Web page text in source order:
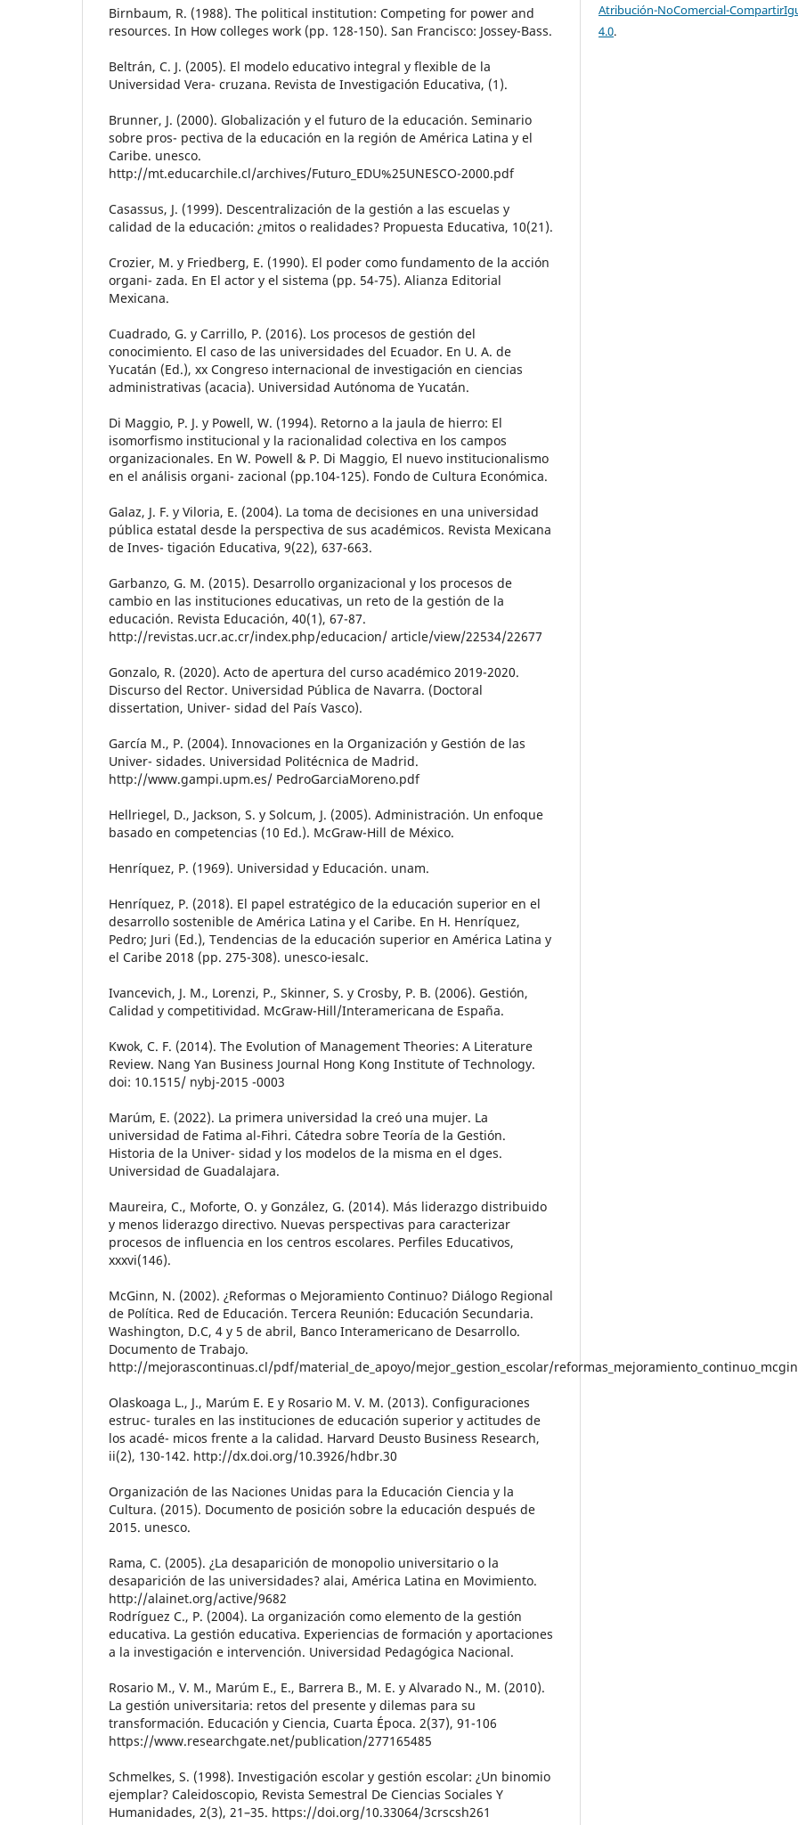
Birnbaum, R. (1988). The political institution: Competing for power and
resources. In How colleges work (pp. 128-150). San Francisco: Jossey-Bass.
Beltrán, C. J. (2005). El modelo educativo integral y flexible de la
Universidad Vera- cruzana. Revista de Investigación Educativa, (1).
Brunner, J. (2000). Globalización y el futuro de la educación. Seminario
sobre pros- pectiva de la educación en la región de América Latina y el
Caribe. unesco.
http://mt.educarchile.cl/archives/Futuro_EDU%25UNESCO-2000.pdf
Casassus, J. (1999). Descentralización de la gestión a las escuelas y
calidad de la educación: ¿mitos o realidades? Propuesta Educativa, 10(21).
Crozier, M. y Friedberg, E. (1990). El poder como fundamento de la acción
organi- zada. En El actor y el sistema (pp. 54-75). Alianza Editorial
Mexicana.
Cuadrado, G. y Carrillo, P. (2016). Los procesos de gestión del
conocimiento. El caso de las universidades del Ecuador. En U. A. de
Yucatán (Ed.), xx Congreso internacional de investigación en ciencias
administrativas (acacia). Universidad Autónoma de Yucatán.
Di Maggio, P. J. y Powell, W. (1994). Retorno a la jaula de hierro: El
isomorfismo institucional y la racionalidad colectiva en los campos
organizacionales. En W. Powell & P. Di Maggio, El nuevo institucionalismo
en el análisis organi- zacional (pp.104-125). Fondo de Cultura Económica.
Galaz, J. F. y Viloria, E. (2004). La toma de decisiones en una universidad
pública estatal desde la perspectiva de sus académicos. Revista Mexicana
de Inves- tigación Educativa, 9(22), 637-663.
Garbanzo, G. M. (2015). Desarrollo organizacional y los procesos de
cambio en las instituciones educativas, un reto de la gestión de la
educación. Revista Educación, 40(1), 67-87.
http://revistas.ucr.ac.cr/index.php/educacion/ article/view/22534/22677
Gonzalo, R. (2020). Acto de apertura del curso académico 2019-2020.
Discurso del Rector. Universidad Pública de Navarra. (Doctoral
dissertation, Univer- sidad del País Vasco).
García M., P. (2004). Innovaciones en la Organización y Gestión de las
Univer- sidades. Universidad Politécnica de Madrid.
http://www.gampi.upm.es/ PedroGarciaMoreno.pdf
Hellriegel, D., Jackson, S. y Solcum, J. (2005). Administración. Un enfoque
basado en competencias (10 Ed.). McGraw-Hill de México.
Henríquez, P. (1969). Universidad y Educación. unam.
Henríquez, P. (2018). El papel estratégico de la educación superior en el
desarrollo sostenible de América Latina y el Caribe. En H. Henríquez,
Pedro; Juri (Ed.), Tendencias de la educación superior en América Latina y
el Caribe 2018 (pp. 275-308). unesco-iesalc.
Ivancevich, J. M., Lorenzi, P., Skinner, S. y Crosby, P. B. (2006). Gestión,
Calidad y competitividad. McGraw-Hill/Interamericana de España.
Kwok, C. F. (2014). The Evolution of Management Theories: A Literature
Review. Nang Yan Business Journal Hong Kong Institute of Technology.
doi: 10.1515/ nybj-2015 -0003
Marúm, E. (2022). La primera universidad la creó una mujer. La
universidad de Fatima al-Fihri. Cátedra sobre Teoría de la Gestión.
Historia de la Univer- sidad y los modelos de la misma en el dges.
Universidad de Guadalajara.
Maureira, C., Moforte, O. y González, G. (2014). Más liderazgo distribuido
y menos liderazgo directivo. Nuevas perspectivas para caracterizar
procesos de influencia en los centros escolares. Perfiles Educativos,
xxxvi(146).
McGinn, N. (2002). ¿Reformas o Mejoramiento Continuo? Diálogo Regional
de Política. Red de Educación. Tercera Reunión: Educación Secundaria.
Washington, D.C, 4 y 5 de abril, Banco Interamericano de Desarrollo.
Documento de Trabajo.
http://mejorascontinuas.cl/pdf/material_de_apoyo/mejor_gestion_escolar/
Olaskoaga L., J., Marúm E. E y Rosario M. V. M. (2013). Configuraciones
estruc- turales en las instituciones de educación superior y actitudes de
los acadé- micos frente a la calidad. Harvard Deusto Business Research,
ii(2), 130-142. http://dx.doi.org/10.3926/hdbr.30
Organización de las Naciones Unidas para la Educación Ciencia y la
Cultura. (2015). Documento de posición sobre la educación después de
2015. unesco.
Rama, C. (2005). ¿La desaparición de monopolio universitario o la
desaparición de las universidades? alai, América Latina en Movimiento.
http://alainet.org/active/9682
Rodríguez C., P. (2004). La organización como elemento de la gestión
educativa. La gestión educativa. Experiencias de formación y aportaciones
a la investigación e intervención. Universidad Pedagógica Nacional.
Rosario M., V. M., Marúm E., E., Barrera B., M. E. y Alvarado N., M. (2010).
La gestión universitaria: retos del presente y dilemas para su
transformación. Educación y Ciencia, Cuarta Época. 2(37), 91-106
https://www.researchgate.net/publication/277165485
Schmelkes, S. (1998). Investigación escolar y gestión escolar: ¿Un binomio
ejemplar? Caleidoscopio, Revista Semestral De Ciencias Sociales Y
Humanidades, 2(3), 21–35. https://doi.org/10.33064/3crscsh261
Atribución-NoComercial-
4.0.